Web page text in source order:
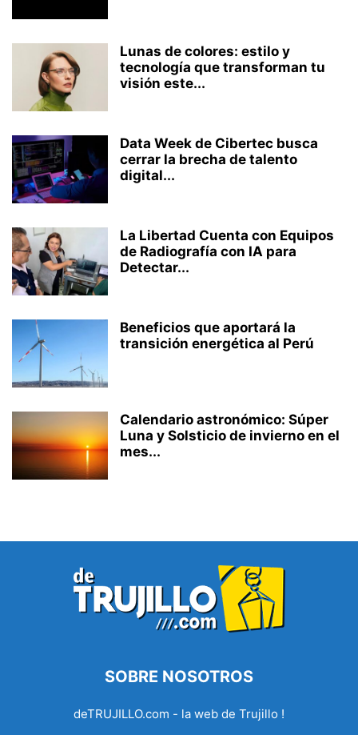
Lunas de colores: estilo y
tecnología que transforman tu
visión este...
Data Week de Cibertec busca
cerrar la brecha de talento
digital...
La Libertad Cuenta con Equipos
de Radiografía con IA para
Detectar...
Beneficios que aportará la
transición energética al Perú
Calendario astronómico: Súper
Luna y Solsticio de invierno en el
mes...
SOBRE NOSOTROS
deTRUJILLO.com - la web de Trujillo !